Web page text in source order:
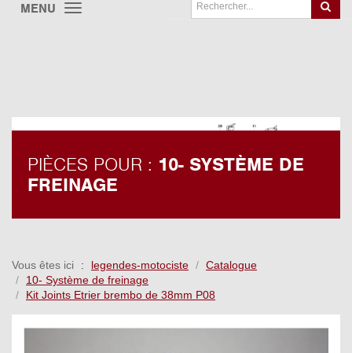
MENU
PIÈCES POUR : 10- SYSTÈME DE
FREINAGE
Vous êtes ici legendes-motociste
Catalogue
10- Système de freinage
Kit Joints Etrier brembo de 38mm P08